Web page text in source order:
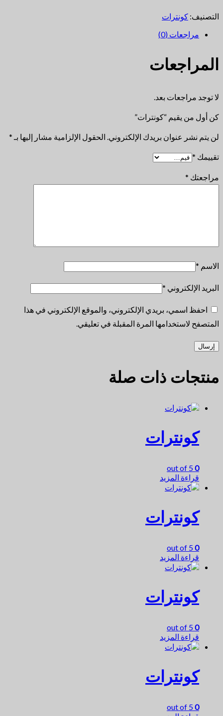
التصنيف: كونترات
مراجعات (0)
المراجعات
لا توجد مراجعات بعد.
كن أول من يقيم “كونترات”
لن يتم نشر عنوان بريدك الإلكتروني. الحقول الإلزامية مشار إليها بـ *
تقييمك *
مراجعتك *
الاسم *
البريد الإلكتروني *
احفظ اسمي، بريدي الإلكتروني، والموقع الإلكتروني في هذا
المتصفح لاستخدامها المرة المقبلة في تعليقي.
منتجات ذات صلة
كونترات
0
قراءة المزيد
كونترات
0
قراءة المزيد
كونترات
0
قراءة المزيد
كونترات
0